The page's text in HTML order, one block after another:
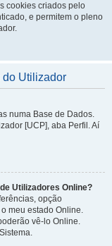
cookies criados pelo
e permitem o pleno
do Utilizador
numa Base de Dados.
[UCP], aba Perfil. Aí
Utilizadores Online?
opção
meu estado Online.
vê-lo Online.